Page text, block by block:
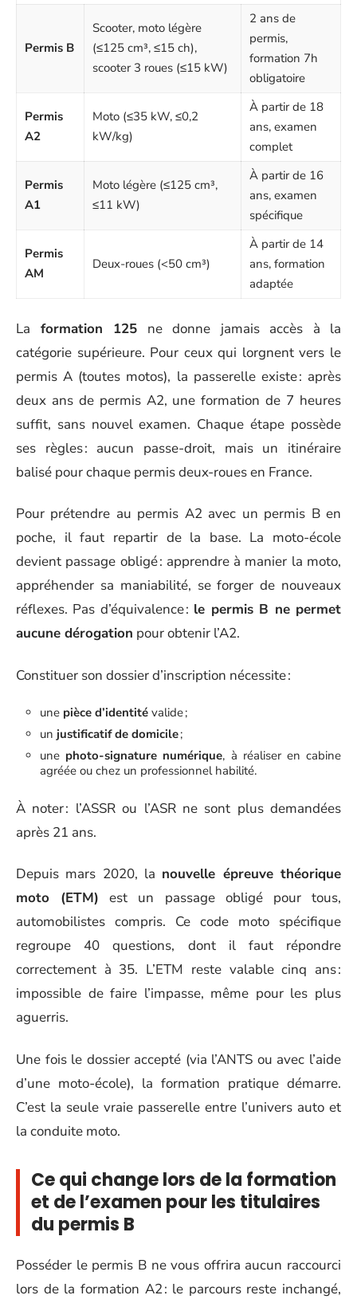
Permis B
Scooter, moto légère
(≤125 cm³, ≤15 ch),
scooter 3 roues (≤15 kW)
2 ans de
permis,
formation 7h
obligatoire
Permis
A2
Moto (≤35 kW, ≤0,2
kW/kg)
À partir de 18
ans, examen
complet
Permis
A1
Moto légère (≤125 cm³,
≤11 kW)
À partir de 16
ans, examen
spécifique
Permis
AM
Deux-roues (<50 cm³)
À partir de 14
ans, formation
adaptée
La formation 125 ne donne jamais accès à la
catégorie supérieure. Pour ceux qui lorgnent vers le
permis A (toutes motos), la passerelle existe : après
deux ans de permis A2, une formation de 7 heures
suffit, sans nouvel examen. Chaque étape possède
ses règles : aucun passe-droit, mais un itinéraire
balisé pour chaque permis deux-roues en France.
Pour prétendre au permis A2 avec un permis B en
poche, il faut repartir de la base. La moto-école
devient passage obligé : apprendre à manier la moto,
appréhender sa maniabilité, se forger de nouveaux
réflexes. Pas d’équivalence : le permis B ne permet
aucune dérogation pour obtenir l’A2.
Constituer son dossier d’inscription nécessite :
une pièce d’identité valide ;
un justificatif de domicile;
une photo-signature numérique, à réaliser en cabine
agréée ou chez un professionnel habilité.
À noter : l’ASSR ou l’ASR ne sont plus demandées
après 21 ans.
Depuis mars 2020, la nouvelle épreuve théorique
moto (ETM) est un passage obligé pour tous,
automobilistes compris. Ce code moto spécifique
regroupe 40 questions, dont il faut répondre
correctement à 35. L’ETM reste valable cinq ans :
impossible de faire l’impasse, même pour les plus
aguerris.
Une fois le dossier accepté (via l’ANTS ou avec l’aide
d’une moto-école), la formation pratique démarre.
C’est la seule vraie passerelle entre l’univers auto et
la conduite moto.
Ce qui change lors de la formation
et de l’examen pour les titulaires
du permis B
Posséder le permis B ne vous offrira aucun raccourci
lors de la formation A2 : le parcours reste inchangé,